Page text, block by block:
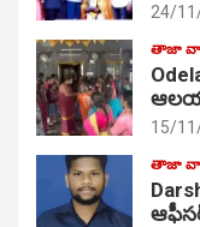
24/
తాజా
15/
తాజా